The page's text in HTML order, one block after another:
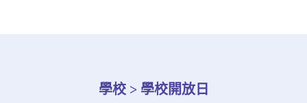
學校 > 學校開放日